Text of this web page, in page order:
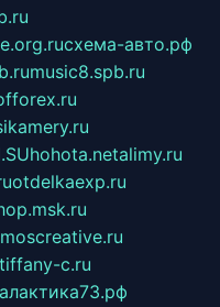
схема-авто.рф
music8.spb.ru
hohota.netalimy.ru
otdelkaexp.ru
tiffany-c.ru